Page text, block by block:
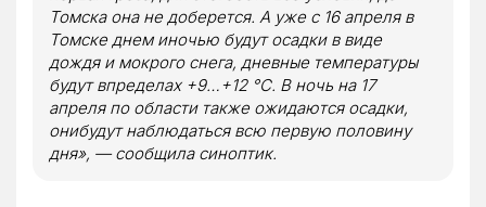
Томска она не доберется. А уже с 16 апреля в
Томске днем иночью будут осадки в виде
дождя и мокрого снега, дневные температуры
будут впределах +9…+12 °С. В ночь на 17
апреля по области также ожидаются осадки,
онибудут наблюдаться всю первую половину
дня», — сообщила синоптик.